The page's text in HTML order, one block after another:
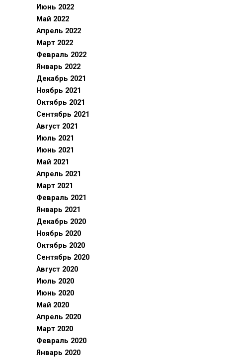
Июнь 2022
Май 2022
Апрель 2022
Март 2022
Февраль 2022
Январь 2022
Декабрь 2021
Ноябрь 2021
Октябрь 2021
Сентябрь 2021
Август 2021
Июль 2021
Июнь 2021
Май 2021
Апрель 2021
Март 2021
Февраль 2021
Январь 2021
Декабрь 2020
Ноябрь 2020
Октябрь 2020
Сентябрь 2020
Август 2020
Июль 2020
Июнь 2020
Май 2020
Апрель 2020
Март 2020
Февраль 2020
Январь 2020